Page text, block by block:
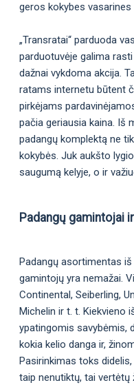
geros kokybes vasarines
„Transratai“ parduoda
parduotuvėje galima
dažnai vykdoma akcija.
ratams internetu būtent
pirkėjams
pačia geriausia kaina. Iš
padangų komplektą ne
kokybės. Juk aukšto
saugumą kelyje, o ir
Padangų gamintojai
Padangų asortimentas
gamintojų yra nemažai.
Continental, Seiberling,
Michelin ir t. t. Kiekvieno
ypatingomis savybėmis,
kokia kelio danga ir,
Pasirinkimas toks
taip nenutiktų, tai vertėtų